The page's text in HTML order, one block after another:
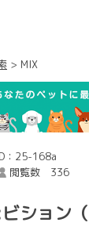
MIX
：25-168a
閲覧数 336
ション